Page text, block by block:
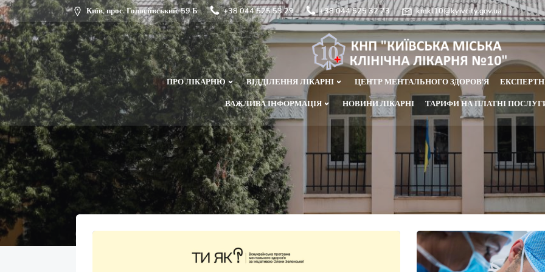
Київ, прос. Голосіївський, 59 Б +38 044 525 53 29 +38 044 525 32 73
ПРО ЛІКАРНЮ ВІДДІЛЕННЯ ЛІКАРНІ ЦЕНТР МЕНТАЛЬНОГО ЗДОРОВ’Я
ВАЖЛИВА ІНФОРМАЦІЯ НОВИНИ ЛІКАРНІ ТАРИФИ НА